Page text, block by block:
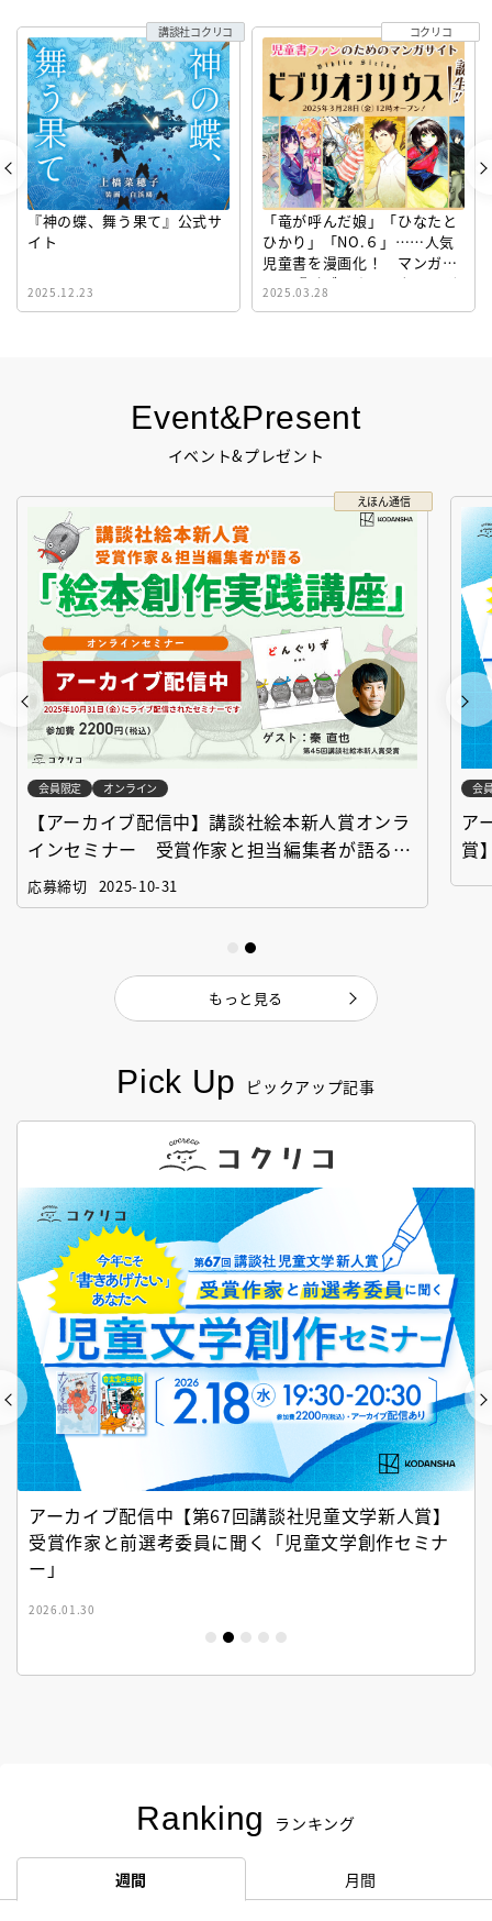
Pick Up ピックアップ記事
アーカイブ配信中【第67回講談社児童文学新人賞】
受賞作家と前選考委員に聞く「児童文学創作セミナ
ー」
2026.01.30
Ranking ランキング
週間 月間
Event&Present
イベント&プレゼント
えほん通信
会員限定 オンライン
【アーカイブ配信中】講談社絵本新人賞オンラ
インセミナー 受賞作家と担当編集者が語る
「絵本創作実践講座」
応募締切 2025-10-31
会
ア
賞
もっと見る
『神の蝶、舞う果て』公式サ
イト
2025.12.23
講談社コクリコ
「竜が呼んだ娘」「ひなたと
ひかり」「NO.６」……人気
児童書を漫画化！ マンガサ
イト『ビブリオシリウス』誕
生！
2025.03.28
コクリコ